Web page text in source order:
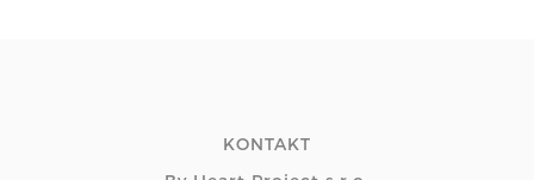
KONTAKT